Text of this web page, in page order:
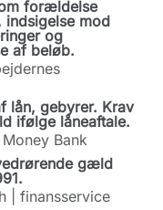
forældelse
indsigelse mod
og
af beløb.
lån, gebyrer. Krav
ifølge låneaftale.
Bank
gæld
| finansservice